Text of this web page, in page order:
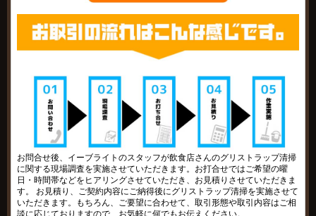
お問合せ後、イーブライトのスタッフが飲食店さんのグリストラップ清掃
に関する現場調査を実施させていただきます。お打合せではご希望の曜
日・時間帯などをヒアリングさせていただき、お見積りさせていただきま
す。 お見積り、ご契約内容にご納得後にグリストラップ清掃を実施させて
いただきます。もちろん、ご要望に合わせて、取引形態や取引内容はご相